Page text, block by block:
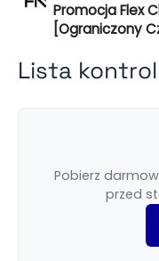
Promocja Flex
[Ograniczony
Lista
Pobierz
przed